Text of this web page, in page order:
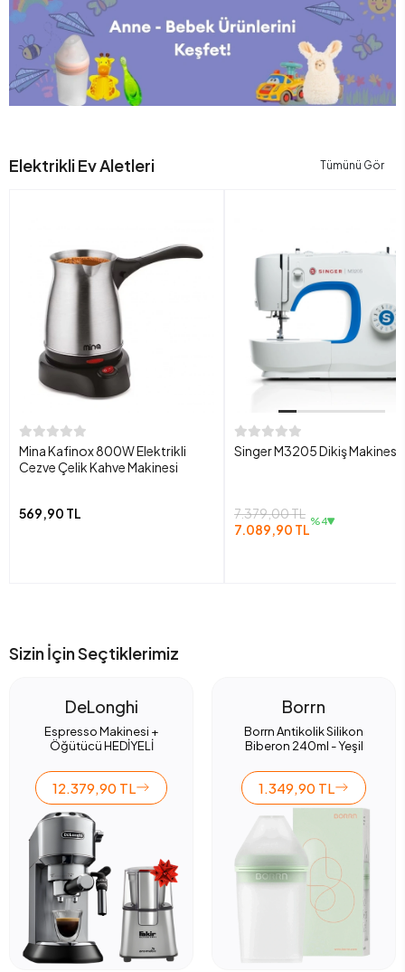
Elektrikli Ev Aletleri Tümünü Gör
Mina Kafinox 800W Elektrikli
Cezve Çelik Kahve Makinesi
569,90 TL
Singer M3205 Dikiş Makinesi
7.379,00 TL
7.089,90 TL %4
Sizin İçin Seçtiklerimiz
DeLonghi
Espresso Makinesi +
Öğütücü HEDİYELİ
12.379,90 TL
Borrn
Borrn Antikolik Silikon
Biberon 240ml - Yeşil
1.349,90 TL